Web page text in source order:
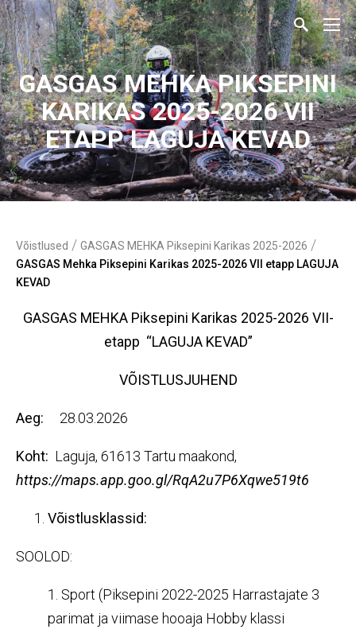
GASGAS MEHKA PIKSEPINI
KARIKAS 2025-2026 VII
ETAPP LAGUJA KEVAD
Võistlused / GASGAS MEHKA Piksepini Karikas 2025-2026 /
GASGAS Mehka Piksepini Karikas 2025-2026 VII etapp LAGUJA
KEVAD
GASGAS MEHKA Piksepini Karikas 2025-2026 VII-
etapp “LAGUJAKEVAD”
VÕISTLUSJUHEND
Aeg: 28.03.2026
Koht: Laguja, 61613 Tartu maakond,
https://maps.app.goo.gl/RqA2u7P6Xqwe519t6
Võistlusklassid:
SOOLOD:
1. Sport (Piksepini 2022-2025 Harrastajate 3
parimat ja viimase hooaja Hobby klassi